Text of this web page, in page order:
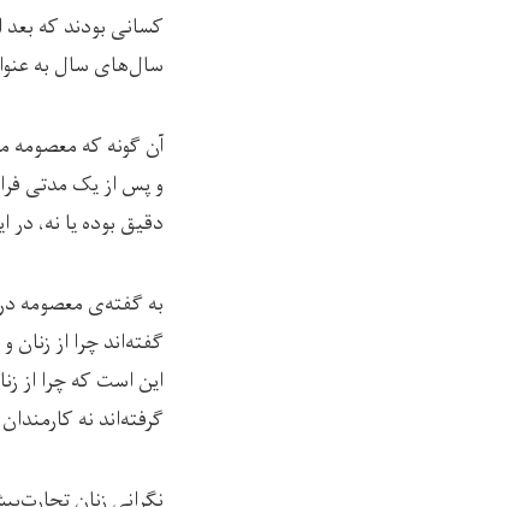
کسانی بودند که
سال‌های سال به
آن گونه که معصومه
دقیق بوده یا نه،
به گفته‌ی معصومه
گفته‌اند چرا از
گرفته‌اند نه